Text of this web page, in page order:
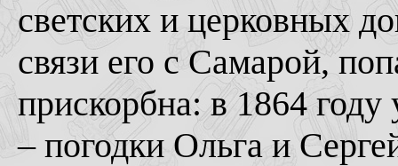
светских и церковных
связи его с Самарой,
прискорбна: в 1864
– погодки Ольга и